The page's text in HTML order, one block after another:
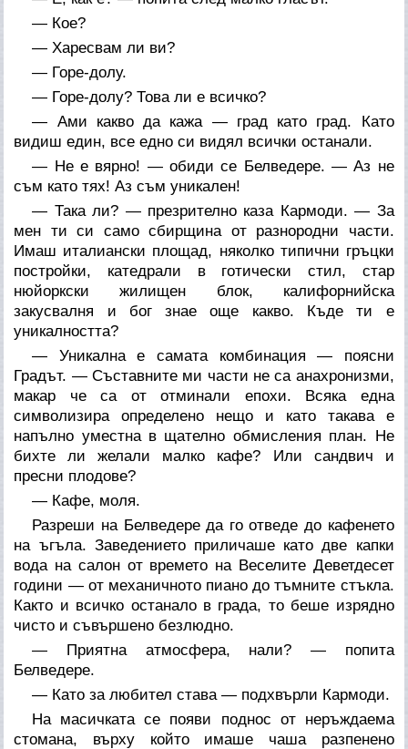
— Кое?
— Харесвам ли ви?
— Горе-долу.
— Горе-долу? Това ли е всичко?
— Ами какво да кажа — град като град. Като
видиш един, все едно си видял всички останали.
— Не е вярно! — обиди се Белведере. — Аз не
съм като тях! Аз съм уникален!
— Така ли? — презрително каза Кармоди. — За
мен ти си само сбирщина от разнородни части.
Имаш италиански площад, няколко типични гръцки
постройки, катедрали в готически стил, стар
нюйоркски жилищен блок, калифорнийска
закусвалня и бог знае още какво. Къде ти е
уникалността?
— Уникална е самата комбинация — поясни
Градът. — Съставните ми части не са анахронизми,
макар че са от отминали епохи. Всяка една
символизира определено нещо и като такава е
напълно уместна в щателно обмисления план. Не
бихте ли желали малко кафе? Или сандвич и
пресни плодове?
— Кафе, моля.
Разреши на Белведере да го отведе до кафенето
на ъгъла. Заведението приличаше като две капки
вода на салон от времето на Веселите Деветдесет
години — от механичното пиано до тъмните стъкла.
Както и всичко останало в града, то беше изрядно
чисто и съвършено безлюдно.
— Приятна атмосфера, нали? — попита
Белведере.
— Като за любител става — подхвърли Кармоди.
На масичката се появи поднос от неръждаема
стомана, върху който имаше чаша разпенено